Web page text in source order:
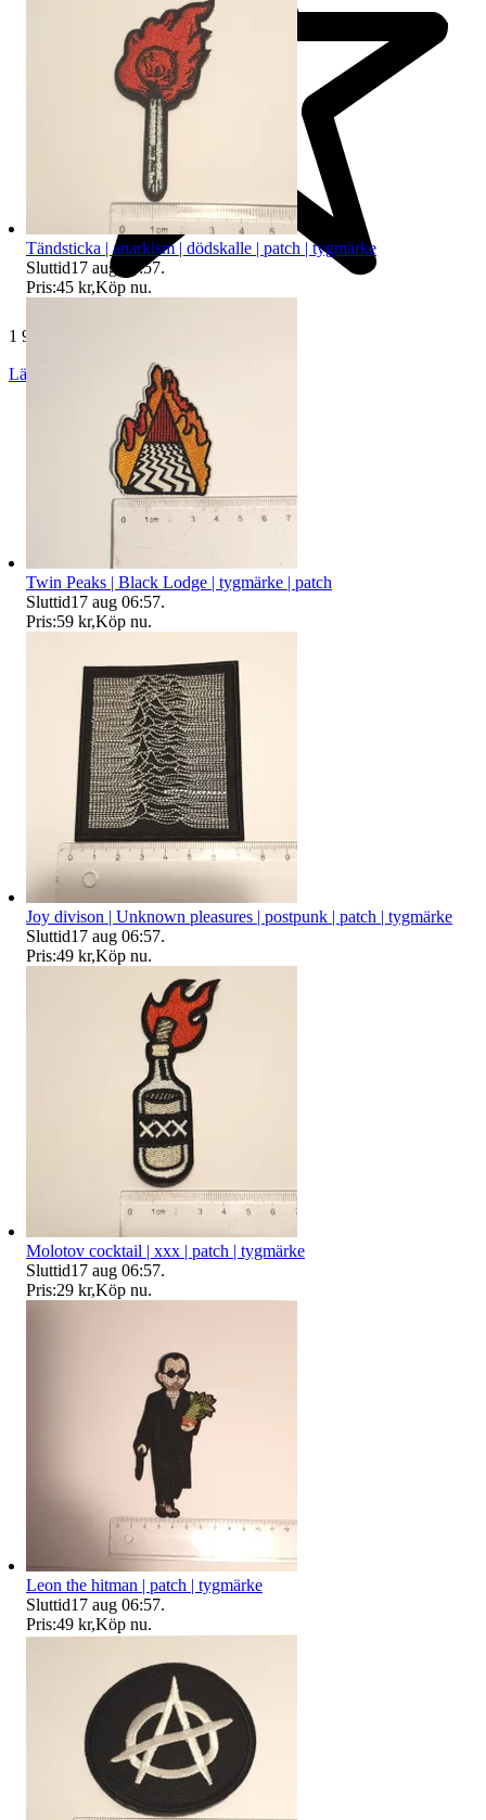
1 999 omdömen
Läs omdömen
Tändsticka | anarkism | dödskalle | patch | tygmärke
Sluttid17 aug 06:57.
Pris:45 kr,Köp nu.
Twin Peaks | Black Lodge | tygmärke | patch
Sluttid17 aug 06:57.
Pris:59 kr,Köp nu.
Joy divison | Unknown pleasures | postpunk | patch | tygmärke
Sluttid17 aug 06:57.
Pris:49 kr,Köp nu.
Molotov cocktail | xxx | patch | tygmärke
Sluttid17 aug 06:57.
Pris:29 kr,Köp nu.
Leon the hitman | patch | tygmärke
Sluttid17 aug 06:57.
Pris:49 kr,Köp nu.